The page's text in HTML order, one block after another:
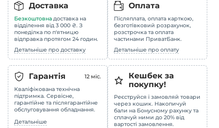
Доставка
Безкоштовна доставка на
відділення від 3 000 ₴. З
понеділка по п'ятницю
відправка протягом 24 годин.
Детальніше про доставку
Оплата
Післяплата, оплата карткою,
безготівковий розрахунок,
розстрочка та оплата
частинами ПриватБанк.
Детальніше про оплату
Гарантія 12 міс.
Кваліфікована технічна
підтримка. Сервісне,
гарантійне та післягарантійне
обслуговування обладнання.
Детальніше
Кешбек за
покупку!
Реєструйся і замовляй товари
через кошик. Накопичуй
бали на Бонусному рахунку та
сплачуй ними до 20% від
вартості замовлення.